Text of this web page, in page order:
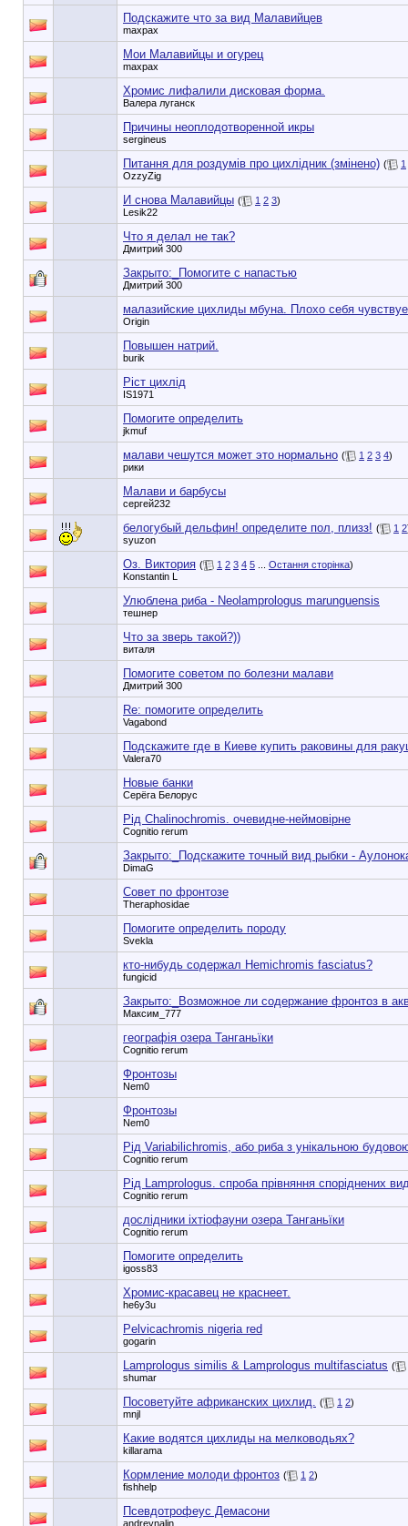
Подскажите что за вид Малавийцев
maxpax
Мои Малавийцы и огурец
maxpax
Хромис лифалили дисковая форма.
Валера луганск
Причины неоплодотворенной икры
sergineus
Питання для роздумів про цихлідник (змінено) (
1
OzzyZig
И снова Малавийцы ( 1 2 3)
Lesik22
Что я делал не так?
Дмитрий 300
Закрыто:_ Помогите с напастью
Дмитрий 300
малазийские цихлиды мбуна. Плохо себя
Origin
Повышен натрий.
burik
Ріст цихлід
IS1971
Помогите определить
jkmuf
малави чешутся может это нормально ( 1 2 3 4)
рики
Малави и барбусы
сергей232
белогубый дельфин! определите пол, плизз! ( 1 2
syuzon
Оз. Виктория ( 1 2 3 4 5 Остання сторінка)
Konstantin L
Улюблена риба - Neolamprologus marunguensis
тешнер
Что за зверь такой?))
виталя
Помогите советом по болезни малави
Дмитрий 300
Re: помогите определить
Vagabond
Подскажите где в Киеве купить раковины для
Valera70
Новые банки
Серёга Белорус
Рід Chalinochromis. очевидне-неймовірне
Cognitio rerum
Закрыто:_ Подскажите точный вид рыбки -
DimaG
Совет по фронтозе
Theraphosidae
Помогите определить породу
Svekla
кто-нибудь содержал Hemichromis fasciatus?
fungicid
Закрыто:_ Возможное ли содержание фронтоз в
Максим_777
географія озера Танганьїки
Cognitio rerum
Фронтозы
Nem0
Фронтозы
Nem0
Рід Variabilichromis, або риба з унікальною
Cognitio rerum
Рід Lamprologus. спроба прівняння споріднених
Cognitio rerum
дослідники іхтіофауни озера Танганьїки
Cognitio rerum
Помогите определить
igoss83
Хромис-красавец не краснеет.
he6y3u
Pelvicachromis nigeria red
gogarin
Lamprologus similis & Lamprologus multifasciatus (
shumar
Посоветуйте африканских цихлид. ( 1 2)
mnjl
Какие водятся цихлиды на мелководьях?
killarama
Кормление молоди фронтоз ( 1 2)
fishhelp
Псевдотрофеус Демасони
andreynalin